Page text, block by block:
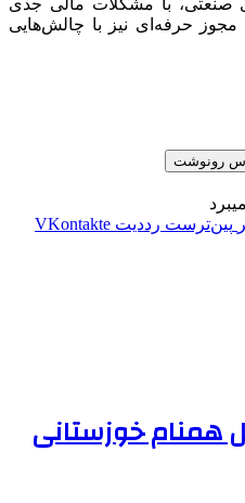
حرفه‌ای نیز با چالش‌هایی
رونوشت
‫پین‌ترست ‫رددیت ‫VKontakte
همنام خوزستانی